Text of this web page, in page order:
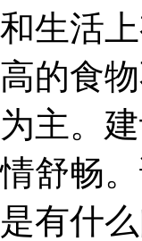
和生活
高的食
为主。
情舒畅
是有什